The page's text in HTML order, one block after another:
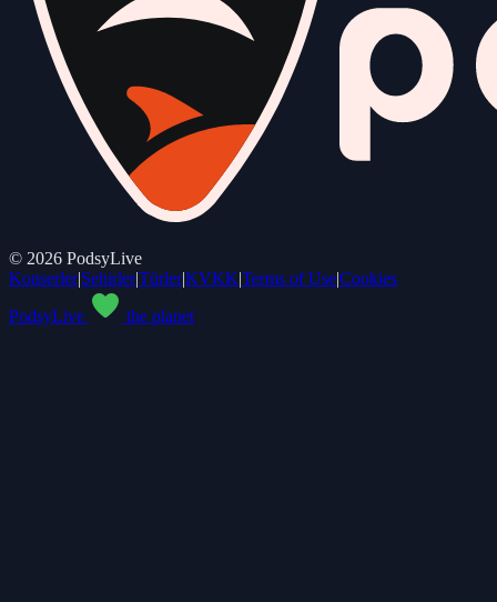
© 2026 PodsyLive
Konserler|Şehirler|Türler|KVKK|Terms of Use|Cookies
PodsyLive
the planet